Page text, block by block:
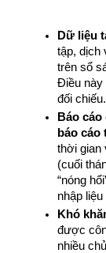
Dữ liệu
tập, dịch
trên sổ
Điều này
đối chiếu.
Báo
báo cáo
thời gian
(cuối
“nóng
nhập
Khó
được
nhiều